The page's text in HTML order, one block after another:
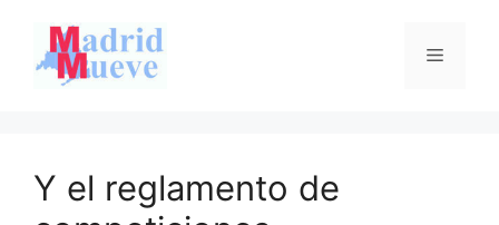
contenido
Menú
Y el reglamento de